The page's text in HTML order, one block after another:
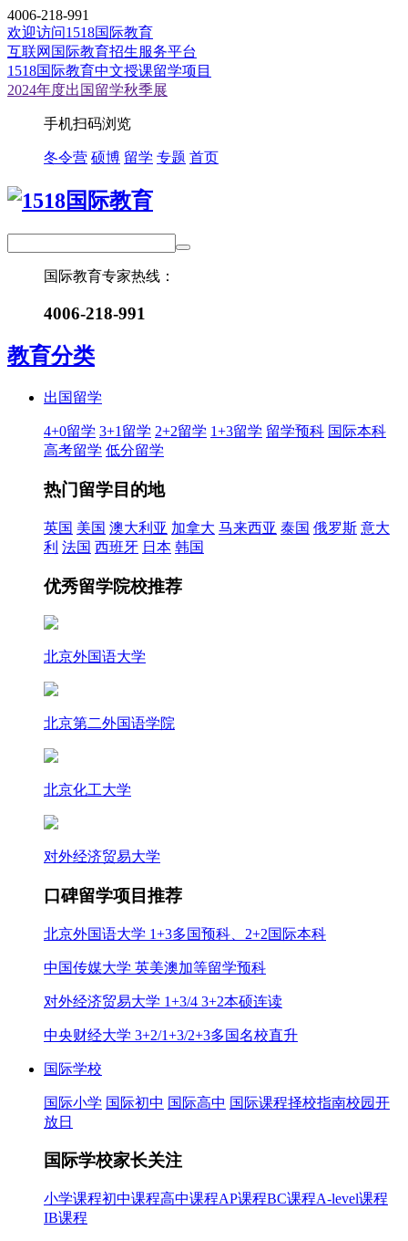
4006-218-991
欢迎访问1518国际教育
互联网国际教育招生服务平台
1518国际教育中文授课留学项目
2024年度出国留学秋季展
手机扫码浏览
冬令营 硕博 留学 专题 首页
国际教育专家热线：
4006-218-991
教育分类
出国留学
4+0留学 3+1留学 2+2留学 1+3留学 留学预科 国际本科
高考留学 低分留学
热门留学目的地
英国 美国 澳大利亚 加拿大 马来西亚 泰国 俄罗斯 意大
利 法国 西班牙 日本 韩国
优秀留学院校推荐
北京外国语大学
北京第二外国语学院
北京化工大学
对外经济贸易大学
口碑留学项目推荐
北京外国语大学 1+3多国预科、2+2国际本科
中国传媒大学 英美澳加等留学预科
对外经济贸易大学 1+3/4 3+2本硕连读
中央财经大学 3+2/1+3/2+3多国名校直升
国际学校
国际小学 国际初中 国际高中 国际课程择校指南校园开
放日
国际学校家长关注
小学课程初中课程高中课程AP课程BC课程A-level课程
IB课程